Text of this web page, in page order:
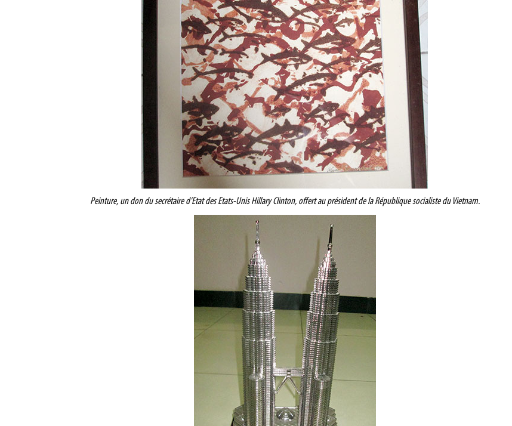
Peinture, un don dusecrétaire d’Etat des Etats-Unis Hillary Clinton, offert au président de la République socialiste du Vietnam.